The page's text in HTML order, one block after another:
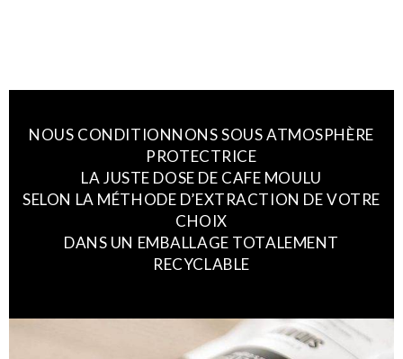
NOUS CONDITIONNONS SOUS ATMOSPHÈRE
PROTECTRICE
LA JUSTE DOSE DE CAFE MOULU
SELON LA MÉTHODE D’EXTRACTION DE VOTRE
CHOIX
DANS UN EMBALLAGE TOTALEMENT
RECYCLABLE